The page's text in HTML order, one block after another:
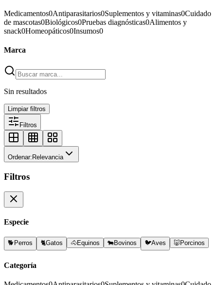
Medicamentos0Antiparasitarios0Suplementos y vitaminas0Cuidado
de mascotas0Biológicos0Pruebas diagnósticas0Alimentos y
snack0Homeopáticos0Insumos0
Marca
Sin resultados
Limpiar filtros
Filtros
Ordenar: Relevancia
Filtros
Especie
🐕 Perros 🐈Gatos 🐴Equinos 🐄Bovinos 🐦Aves 🐷 Porcinos
Categoría